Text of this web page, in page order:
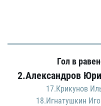
Гол в
2.Александров
17.Крикунов
18.Игнатушкин